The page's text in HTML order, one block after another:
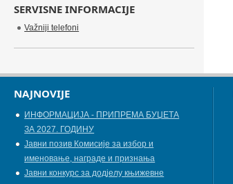
SERVISNE INFORMACIJE
Važniji telefoni
NAJNOVIJE
ИНФОРМАЦИЈА - ПРИПРЕМА БУЏЕТА
ЗА 2027. ГОДИНУ
Jавни позив Комисије за избор и
именовање, награде и признања
Јавни конкурс за додјелу књижевнe